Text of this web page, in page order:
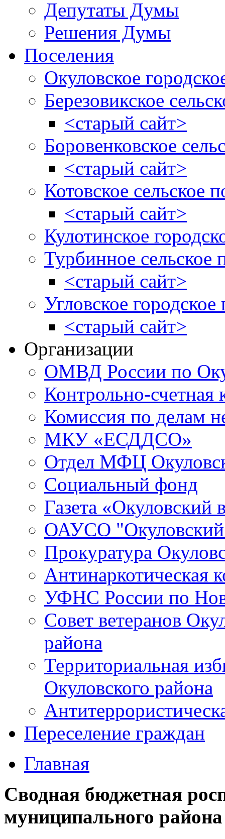
Депутаты Думы
Решения Думы
Поселения
Окуловское
Березовикское
<старый сайт>
Боровенковское
<старый сайт>
Котовское сельское
<старый сайт>
Кулотинское
Турбинное сельское
<старый сайт>
Угловское городское
<старый сайт>
Организации
ОМВД России по
Контрольно-счетная
Комиссия по делам
МКУ «ЕСДДСО»
Отдел МФЦ
Социальный фонд
Газета «Окуловский
ОАУСО
Прокуратура
Антинаркотическая
УФНС России по
Совет ветеранов
района
Территориальная
Окуловского района
Переселение граждан
Главная
Сводная бюджетная
муниципального района